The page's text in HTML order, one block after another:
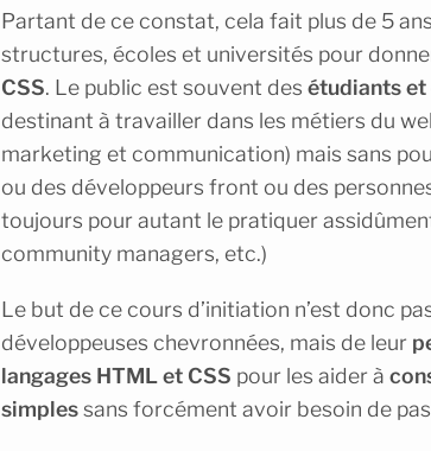
Partant de ce constat, cela fait plus de 5
structures, écoles et universités pour
CSS. Le public est souvent des étudiants
destinant à travailler dans les métiers du
marketing et communication) mais sans
ou des développeurs front ou des
toujours pour autant le pratiquer
community managers, etc.)
Le but de ce cours d’initiation n’est donc
développeuses chevronnées, mais de leur
langages HTML et CSS pour les aider à
simplessans forcément avoir besoin de